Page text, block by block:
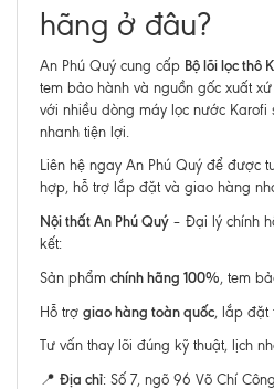
hãng ở đâu?
An Phú Quý cung cấp Bộ lõi lọc thô
tem bảo hành và nguồn gốc xuất
với nhiều dòng máy lọc nước Karofi
nhanh tiện lợi.
Liên hệ ngay An Phú Quý để được
hợp, hỗ trợ lắp đặt và giao hàng
Nội thất An Phú Quý– Đại lý chính
kết:
Sản phẩm chính hãng 100%, tem
Hỗ trợ giao hàng toàn quốc, lắp đặt
Tư vấn thay lõi đúng kỹ thuật, lịch
📍 Địa chỉ: Số 7, ngõ 96 Võ Chí